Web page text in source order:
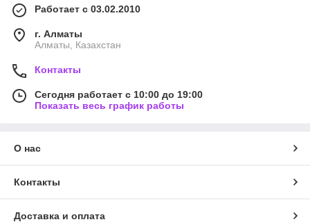
Работает с 03.02.2010
г. Алматы
Алматы, Казахстан
Контакты
Сегодня работает с 10:00 до 19:00
Показать весь график работы
О нас
Контакты
Доставка и оплата